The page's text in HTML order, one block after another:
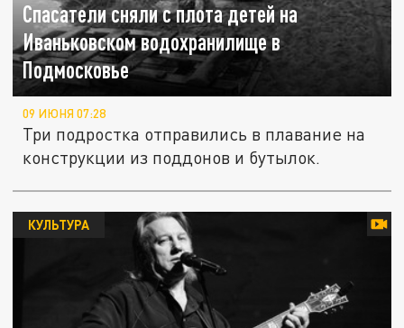
Спасатели сняли с плота детей на
Иваньковском водохранилище в
Подмосковье
09 ИЮНЯ 07:28
Три подростка отправились в плавание на
конструкции из поддонов и бутылок.
КУЛЬТУРА